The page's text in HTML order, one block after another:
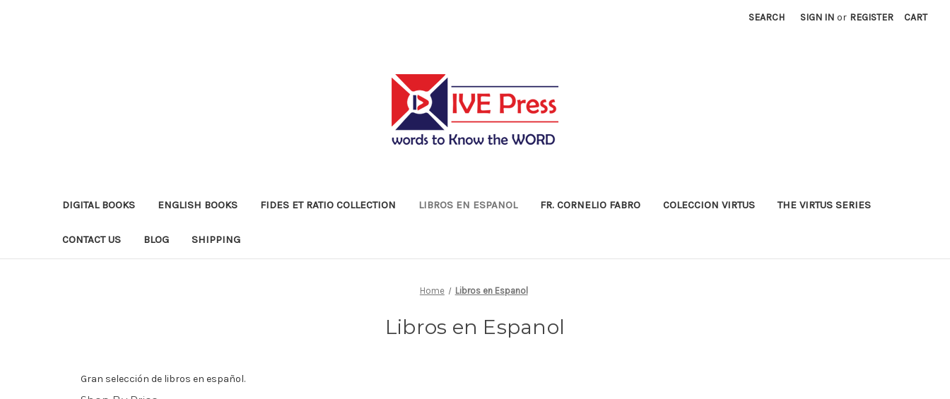
SEARCH SIGN IN or REGISTER CART
DIGITAL BOOKS ENGLISH BOOKS FIDES ET RATIO COLLECTION LIBROS EN ESPANOL FR. CORNELIO FABRO COLECCION VIRTUS THE VIRTUS SERIES
CONTACT US BLOG SHIPPING
Home Libros en Espanol
Libros en Espanol
Gran selección de libros en español.